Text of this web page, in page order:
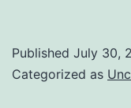
Published July 30,
Categorized as